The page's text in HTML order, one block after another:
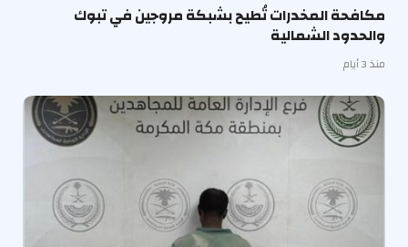
مكافحة المخدرات تُطيح بشبكة مروجين في تبوك
والحدود الشمالية
منذ 3 أيام